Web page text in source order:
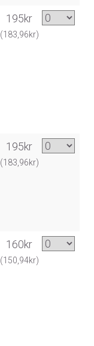
195kr
(183,96kr)
195kr
(183,96kr)
160kr
(150,94kr)